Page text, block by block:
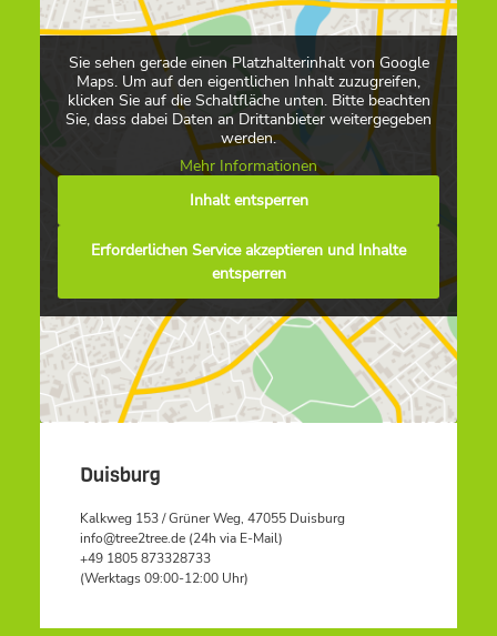
Sie sehen gerade einen Platzhalterinhalt von Google
Maps. Um auf den eigentlichen Inhalt zuzugreifen,
klicken Sie auf die Schaltfläche unten. Bitte beachten
Sie, dass dabei Daten an Drittanbieter weitergegeben
werden.
Mehr Informationen
Inhalt entsperren
Erforderlichen Service akzeptieren und Inhalte
entsperren
Duisburg
Kalkweg 153 / Grüner Weg, 47055 Duisburg
info@tree2tree.de (24h via E-Mail)
+49 1805 873328733
(Werktags 09:00-12:00 Uhr)